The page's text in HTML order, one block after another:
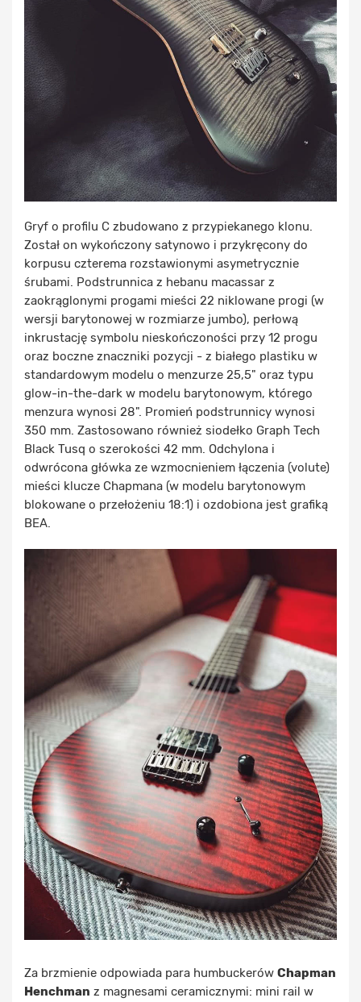
Gryf o profilu C zbudowano z przypiekanego klonu.
Został on wykończony satynowo i przykręcony do
korpusu czterema rozstawionymi asymetrycznie
śrubami. Podstrunnica z hebanu macassar z
zaokrąglonymi progami mieści 22 niklowane progi (w
wersji barytonowej w rozmiarze jumbo), perłową
inkrustację symbolu nieskończoności przy 12 progu
oraz boczne znaczniki pozycji - z białego plastiku w
standardowym modelu o menzurze 25,5" oraz typu
glow-in-the-dark w modelu barytonowym, którego
menzura wynosi 28". Promień podstrunnicy wynosi
350 mm. Zastosowano również siodełko Graph Tech
Black Tusq o szerokości 42 mm. Odchylona i
odwrócona główka ze wzmocnieniem łączenia (volute)
mieści klucze Chapmana (w modelu barytonowym
blokowane o przełożeniu 18:1) i ozdobiona jest grafiką
BEA.
Za brzmienie odpowiada para humbuckerów Chapman
Henchman z magnesami ceramicznymi: mini rail w